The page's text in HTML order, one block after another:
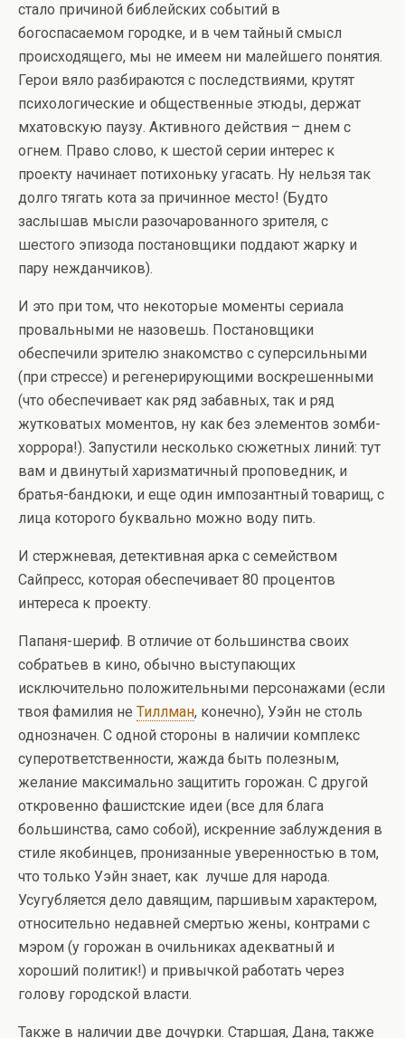
стало причиной библейских событий в
богоспасаемом городке, и в чем тайный смысл
происходящего, мы не имеем ни малейшего понятия.
Герои вяло разбираются с последствиями, крутят
психологические и общественные этюды, держат
мхатовскую паузу. Активного действия – днем с
огнем. Право слово, к шестой серии интерес к
проекту начинает потихоньку угасать. Ну нельзя так
долго тягать кота за причинное место! (Будто
заслышав мысли разочарованного зрителя, с
шестого эпизода постановщики поддают жарку и
пару нежданчиков).
И это при том, что некоторые моменты сериала
провальными не назовешь. Постановщики
обеспечили зрителю знакомство с суперсильными
(при стрессе) и регенерирующими воскрешенными
(что обеспечивает как ряд забавных, так и ряд
жутковатых моментов, ну как без элементов зомби-
хоррора!). Запустили несколько сюжетных линий: тут
вам и двинутый харизматичный проповедник, и
братья-бандюки, и еще один импозантный товарищ, с
лица которого буквально можно воду пить.
И стержневая, детективная арка с семейством
Сайпресс, которая обеспечивает 80 процентов
интереса к проекту.
Папаня-шериф. В отличие от большинства своих
собратьев в кино, обычно выступающих
исключительно положительными персонажами (если
твоя фамилия не Тиллман, конечно), Уэйн не столь
однозначен. С одной стороны в наличии комплекс
суперответственности, жажда быть полезным,
желание максимально защитить горожан. С другой
откровенно фашистские идеи (все для блага
большинства, само собой), искренние заблуждения в
стиле якобинцев, пронизанные уверенностью в том,
что только Уэйн знает, как лучше для народа.
Усугубляется дело давящим, паршивым характером,
относительно недавней смертью жены, контрами с
мэром (у горожан в очильниках адекватный и
хороший политик!) и привычкой работать через
голову городской власти.
Также в наличии две дочурки. Старшая, Дана, также